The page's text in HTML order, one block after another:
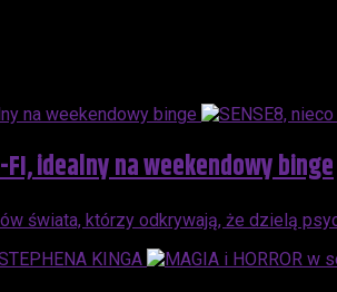
FI, idealny na weekendowy binge
świata, którzy odkrywają, że dzielą